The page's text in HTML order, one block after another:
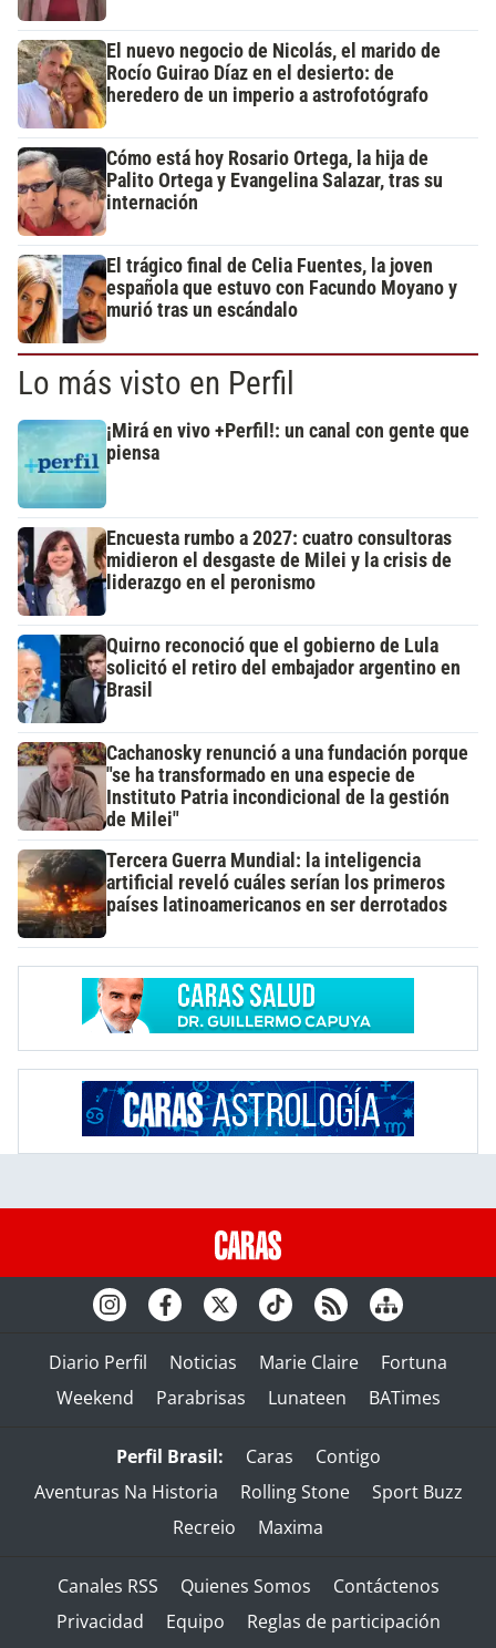
El nuevo negocio de Nicolás, el marido de
Rocío Guirao Díaz en el desierto: de
heredero de un imperio a astrofotógrafo
Cómo está hoy Rosario Ortega, la hija de
Palito Ortega y Evangelina Salazar, tras su
internación
El trágico final de Celia Fuentes, la joven
española que estuvo con Facundo Moyano y
murió tras un escándalo
Lo más visto en Perfil
¡Mirá en vivo +Perfil!: un canal con gente que
piensa
Encuesta rumbo a 2027: cuatro consultoras
midieron el desgaste de Milei y la crisis de
liderazgo en el peronismo
Quirno reconoció que el gobierno de Lula
solicitó el retiro del embajador argentino en
Brasil
Cachanosky renunció a una fundación porque
"se ha transformado en una especie de
Instituto Patria incondicional de la gestión
de Milei"
Tercera Guerra Mundial: la inteligencia
artificial reveló cuáles serían los primeros
países latinoamericanos en ser derrotados
Diario Perfil Noticias Marie Claire
Fortuna
Weekend
Parabrisas Lunateen BATimes
Perfil Brasil: Caras
Contigo
Aventuras Na Historia
Rolling Stone
Sport Buzz
Recreio
Maxima
Canales RSS Quienes Somos
Contáctenos
Privacidad
Equipo
Reglas de participación